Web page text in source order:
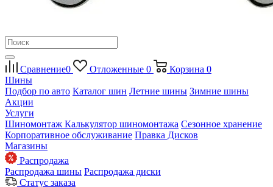
Сравнение0 Отложенные 0 Корзина 0
Шины
Подбор по авто Каталог шин Летние шины Зимние шины
Акции
Услуги
Шиномонтаж Калькулятор шиномонтажа Сезонное хранение
Корпоративное обслуживание Правка Дисков
Магазины
Распродажа
Распродажа шины Распродажа диски
Статус заказа